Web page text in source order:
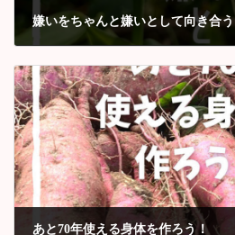
嫌いをちゃんと嫌いとして向き合う
2022年9月
あと70年使える身体を作ろう！